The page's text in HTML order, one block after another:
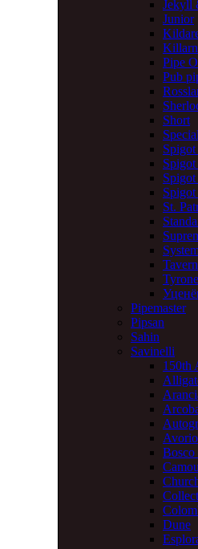
Jekyll
Junior
Pipe
Pub
Short
Spigot
Spigot
St.
Tyrone
Pipemaster
Pipsan
Sahin
Savinelli
150th
Avorio
Bosco
Dune